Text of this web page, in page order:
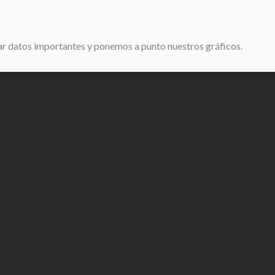
datos importantes y ponemos a punto nuestros gráficos.